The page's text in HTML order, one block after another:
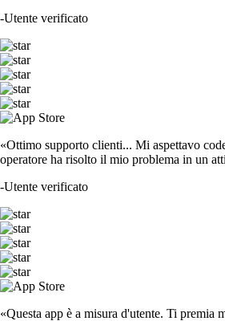
-Utente verificato
«Ottimo supporto clienti... Mi aspettavo
operatore ha risolto il mio problema in un
-Utente verificato
«Questa app è a misura d'utente. Ti premia